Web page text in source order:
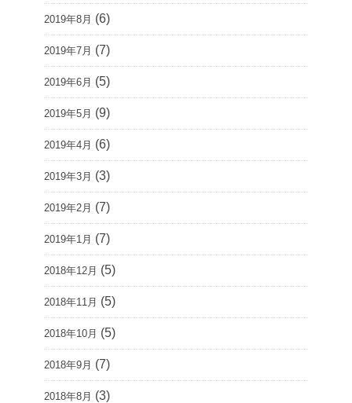
2019年8月 (6)
2019年7月 (7)
2019年6月 (5)
2019年5月 (9)
2019年4月 (6)
2019年3月 (3)
2019年2月 (7)
2019年1月 (7)
2018年12月 (5)
2018年11月 (5)
2018年10月 (5)
2018年9月 (7)
2018年8月 (3)